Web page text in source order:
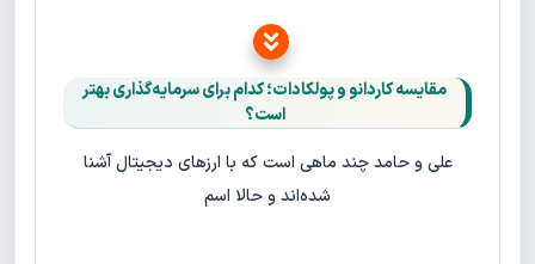
مقایسه کاردانو و پولکادات؛ کدام برای سرمایه‌گذاری بهتر
است؟
علی و حامد چند ماهی است که با ارزهای دیجیتال آشنا
شده‌اند و حالا اسم